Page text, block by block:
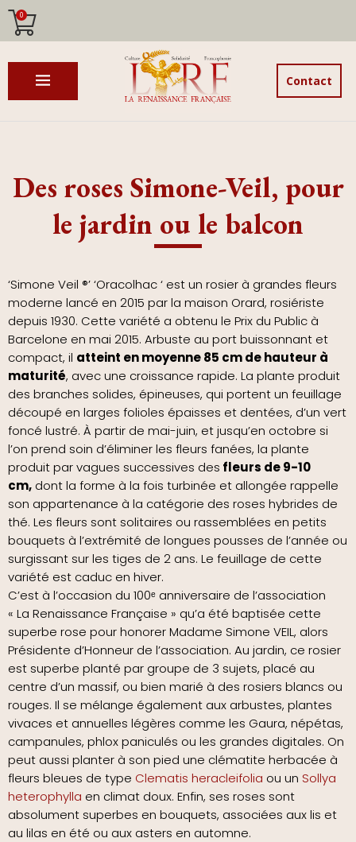
0
Contact
Des roses Simone-Veil, pour
le jardin ou le balcon
‘Simone Veil ®’ ‘Oracolhac ‘ est un rosier à grandes fleurs
moderne lancé en 2015 par la maison Orard, rosiériste
depuis 1930. Cette variété a obtenu le Prix du Public à
Barcelone en mai 2015. Arbuste au port buissonnant et
compact, il atteint en moyenne 85 cm de hauteur à
maturité, avec une croissance rapide. La plante produit
des branches solides, épineuses, qui portent un feuillage
découpé en larges folioles épaisses et dentées, d’un vert
foncé lustré. À partir de mai-juin, et jusqu’en octobre si
l’on prend soin d’éliminer les fleurs fanées, la plante
produit par vagues successives des fleurs de 9-10
cm, dont la forme à la fois turbinée et allongée rappelle
son appartenance à la catégorie des roses hybrides de
thé. Les fleurs sont solitaires ou rassemblées en petits
bouquets à l’extrémité de longues pousses de l’année ou
surgissant sur les tiges de 2 ans. Le feuillage de cette
variété est caduc en hiver.
C’est à l’occasion du 100ᵉ anniversaire de l’association
« La Renaissance Française » qu’a été baptisée cette
superbe rose pour honorer Madame Simone VEIL, alors
Présidente d’Honneur de l’association. Au jardin, ce rosier
est superbe planté par groupe de 3 sujets, placé au
centre d’un massif, ou bien marié à des rosiers blancs ou
rouges. Il se mélange également aux arbustes, plantes
vivaces et annuelles légères comme les Gaura, népétas,
campanules, phlox paniculés ou les grandes digitales. On
peut aussi planter à son pied une clématite herbacée à
fleurs bleues de type Clematis heracleifolia ou un Sollya
heterophylla en climat doux. Enfin, ses roses sont
absolument superbes en bouquets, associées aux lis et
au lilas en été ou aux asters en automne.